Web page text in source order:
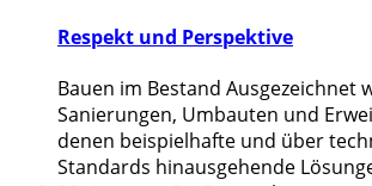
Respekt und Perspektive
Bauen im Bestand Ausgezeichnet
Sanierungen, Umbauten und
denen beispielhafte und über
Standards hinausgehende